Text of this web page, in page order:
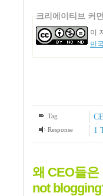
크리에이티브 커
이
민
Tag
Response 1
왜 CEO들
not